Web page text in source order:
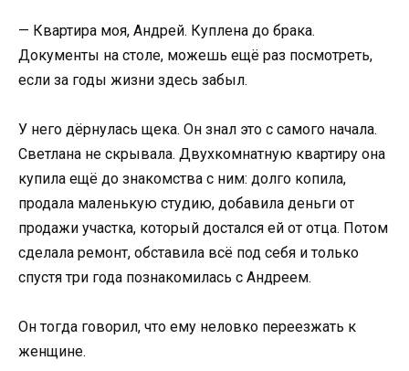
— Квартира моя, Андрей. Куплена до брака.
Документы на столе, можешь ещё раз посмотреть,
если за годы жизни здесь забыл.
У него дёрнулась щека. Он знал это с самого начала.
Светлана не скрывала. Двухкомнатную квартиру она
купила ещё до знакомства с ним: долго копила,
продала маленькую студию, добавила деньги от
продажи участка, который достался ей от отца. Потом
сделала ремонт, обставила всё под себя и только
спустя три года познакомилась с Андреем.
Он тогда говорил, что ему неловко переезжать к
женщине.